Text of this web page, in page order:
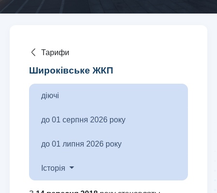
Тарифи
Широківське ЖКП
діючі
до 01 серпня 2026 року
до 01 липня 2026 року
Історія